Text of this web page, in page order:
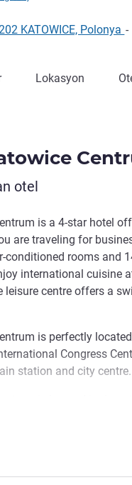
KATOWICE, Polonya -
Lokasyon
otel
is a 4-star hotel
are traveling for
conditioned rooms and
international cuisine
leisure centre offers a
is perfectly
Congress
station and city centre.
Area is modern,